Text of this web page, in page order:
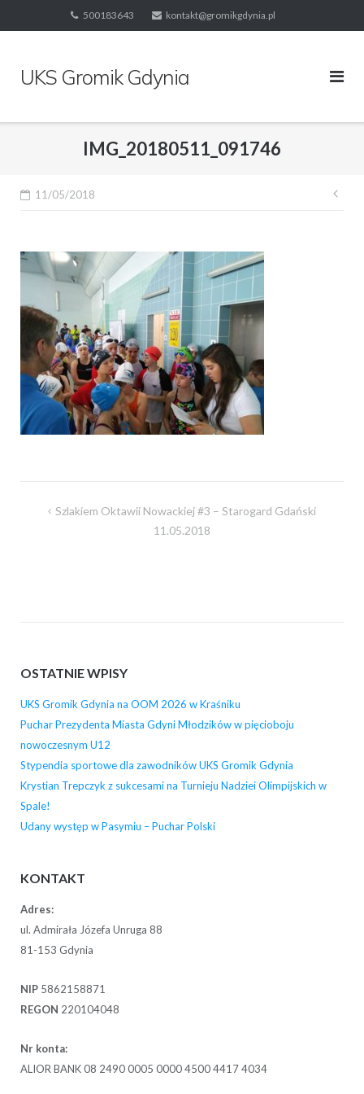
to
500183643 kontakt@gromikgdynia.pl
UKS Gromik Gdynia
IMG_20180511_091746
11/05/2018
Nawigacja
Szlakiem Oktawii Nowackiej #3 – Starogard Gdański
11.05.2018
OSTATNIE WPISY
UKS Gromik Gdynia na OOM 2026 w Kraśniku
Puchar Prezydenta Miasta Gdyni Młodzików w pięcioboju
nowoczesnym U12
Stypendia sportowe dla zawodników UKS Gromik Gdynia
Krystian Trepczyk z sukcesami na Turnieju Nadziei Olimpijskich w
Spale!
Udany występ w Pasymiu – Puchar Polski
KONTAKT
Adres:
ul. Admirała Józefa Unruga 88
81-153 Gdynia
NIP 5862158871
REGON 220104048
Nr konta:
ALIOR BANK 08 2490 0005 0000 4500 4417 4034